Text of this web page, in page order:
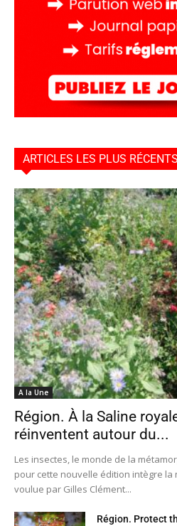
ARTICLES LES PLUS RÉCENTS
A la Une
Région. À la Saline
réinventent autour du...
Les insectes, le monde de la
pour cette nouvelle édition intègre
voulue par Gilles Clément...
Région. Protect